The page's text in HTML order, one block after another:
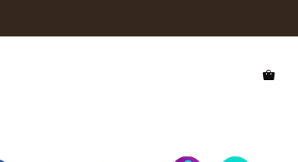
Valmont HCVA22CLTP
Hawkers Classic